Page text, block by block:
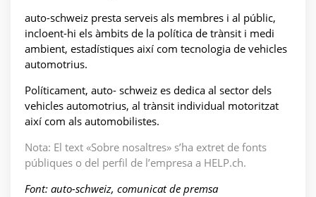
auto-schweiz presta serveis als membres i al públic,
incloent-hi els àmbits de la política de trànsit i medi
ambient, estadístiques així com tecnologia de vehicles
automotrius.
Políticament, auto- schweiz es dedica al sector dels
vehicles automotrius, al trànsit individual motoritzat
així com als automobilistes.
Nota: El text «Sobre nosaltres» s’ha extret de fonts
públiques o del perfil de l’empresa a HELP.ch.
Font: auto-schweiz, comunicat de premsa